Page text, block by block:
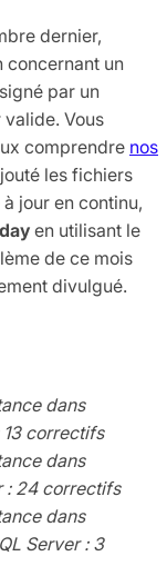
dernier,
concernant un
par un
Vous
comprendre nos
les fichiers
jour en continu,
en utilisant le
de ce mois
divulgué.
dans
correctifs
dans
: 24 correctifs
dans
Server : 3